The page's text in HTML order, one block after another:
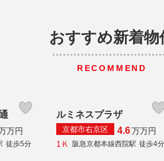
おすすめ新着物
RECOMMEND
万円
徒歩5分
ルミネスプラザ
京都市右京区 4.6万万円
1Ｋ
阪急京都本線西院駅 徒歩4分